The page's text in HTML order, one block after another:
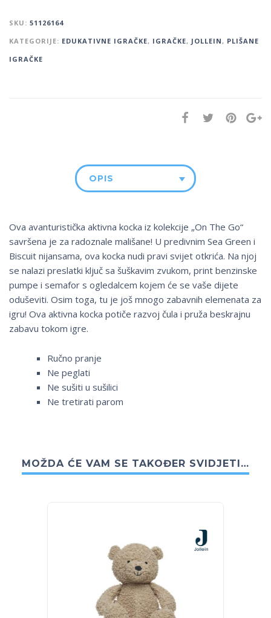
SKU: 51126164
KATEGORIJE: EDUKATIVNE IGRAČKE, IGRAČKE, JOLLEIN, PLIŠANE
IGRAČKE
OPIS
Ova avanturistička aktivna kocka iz kolekcije „On The Go“
savršena je za radoznale mališane! U predivnim Sea Green i
Biscuit nijansama, ova kocka nudi pravi svijet otkrića. Na njoj
se nalazi preslatki ključ sa šuškavim zvukom, print benzinske
pumpe i semafor s ogledalcem kojem će se vaše dijete
oduševiti. Osim toga, tu je još mnogo zabavnih elemenata za
igru! Ova aktivna kocka potiče razvoj čula i pruža beskrajnu
zabavu tokom igre.
Ručno pranje
Ne peglati
Ne sušiti u sušilici
Ne tretirati parom
MOŽDA ĆE VAM SE TAKOĐER SVIDJETI…